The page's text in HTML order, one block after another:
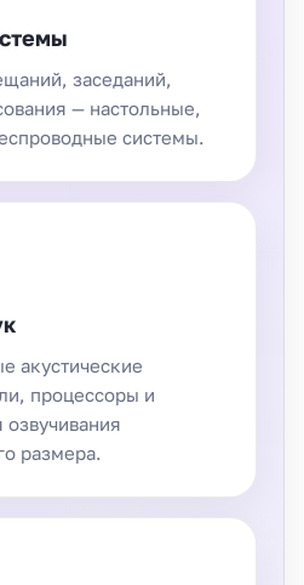
заседаний,
— настольные,
системы.
акустические
процессоры и
размера.